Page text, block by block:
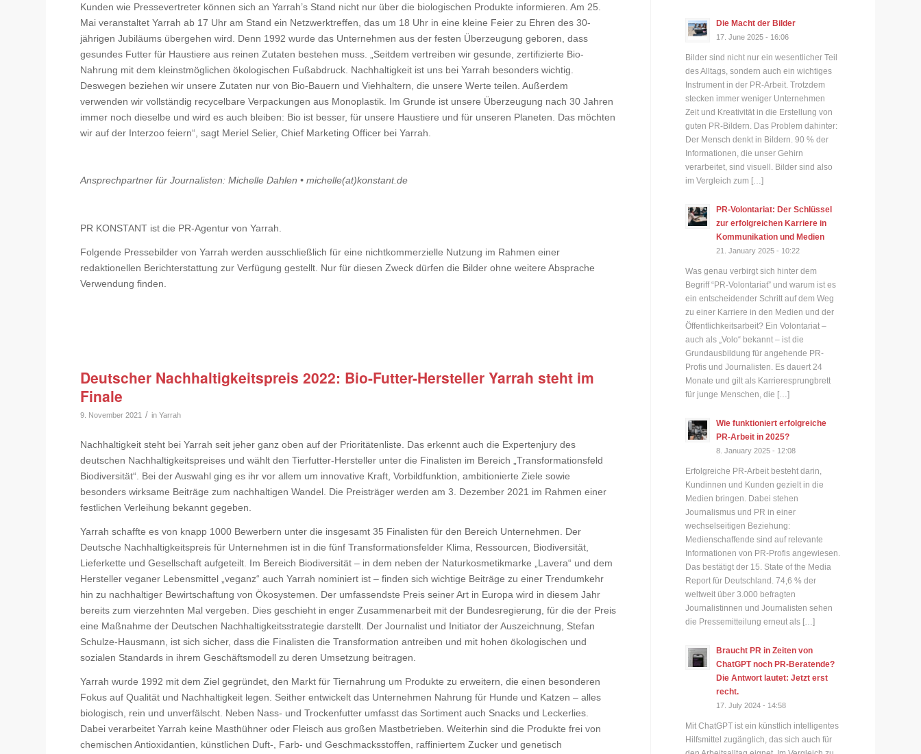
Kunden wie Pressevertreter können sich an Yarrah’s Stand nicht nur über die biologischen Produkte informieren. Am 25.
Mai veranstaltet Yarrah ab 17 Uhr am Stand ein Netzwerktreffen, das um 18 Uhr in eine kleine Feier zu Ehren des 30-
jährigen Jubiläums übergehen wird. Denn 1992 wurde das Unternehmen aus der festen Überzeugung geboren, dass
gesundes Futter für Haustiere aus reinen Zutaten bestehen muss. „Seitdem vertreiben wir gesunde, zertifizierte Bio-
Nahrung mit dem kleinstmöglichen ökologischen Fußabdruck. Nachhaltigkeit ist uns bei Yarrah besonders wichtig.
Deswegen beziehen wir unsere Zutaten nur von Bio-Bauern und Viehhaltern, die unsere Werte teilen. Außerdem
verwenden wir vollständig recycelbare Verpackungen aus Monoplastik. Im Grunde ist unsere Überzeugung nach 30 Jahren
immer noch dieselbe und wird es auch bleiben: Bio ist besser, für unsere Haustiere und für unseren Planeten. Das möchten
wir auf der Interzoo feiern“, sagt Meriel Selier, Chief Marketing Officer bei Yarrah.
Ansprechpartner für Journalisten: Michelle Dahlen • michelle(at)konstant.de
PR KONSTANT ist die PR-Agentur von Yarrah.
Folgende Pressebilder von Yarrah werden ausschließlich für eine nichtkommerzielle Nutzung im Rahmen einer
redaktionellen Berichterstattung zur Verfügung gestellt. Nur für diesen Zweck dürfen die Bilder ohne weitere Absprache
Verwendung finden.
Deutscher Nachhaltigkeitspreis 2022: Bio-Futter-Hersteller Yarrah steht im
Finale
9. November 2021 / inYarrah
Nachhaltigkeit steht bei Yarrah seit jeher ganz oben auf der Prioritätenliste. Das erkennt auch die Expertenjury des
deutschen Nachhaltigkeitspreises und wählt den Tierfutter-Hersteller unter die Finalisten im Bereich „Transformationsfeld
Biodiversität“. Bei der Auswahl ging es ihr vor allem um innovative Kraft, Vorbildfunktion, ambitionierte Ziele sowie
besonders wirksame Beiträge zum nachhaltigen Wandel. Die Preisträger werden am 3. Dezember 2021 im Rahmen einer
festlichen Verleihung bekannt gegeben.
Yarrah schaffte es von knapp 1000 Bewerbern unter die insgesamt 35 Finalisten für den Bereich Unternehmen. Der
Deutsche Nachhaltigkeitspreis für Unternehmen ist in die fünf Transformationsfelder Klima, Ressourcen, Biodiversität,
Lieferkette und Gesellschaft aufgeteilt. Im Bereich Biodiversität – in dem neben der Naturkosmetikmarke „Lavera“ und dem
Hersteller veganer Lebensmittel „veganz“ auch Yarrah nominiert ist – finden sich wichtige Beiträge zu einer Trendumkehr
hin zu nachhaltiger Bewirtschaftung von Ökosystemen. Der umfassendste Preis seiner Art in Europa wird in diesem Jahr
bereits zum vierzehnten Mal vergeben. Dies geschieht in enger Zusammenarbeit mit der Bundesregierung, für die der Preis
eine Maßnahme der Deutschen Nachhaltigkeitsstrategie darstellt. Der Journalist und Initiator der Auszeichnung, Stefan
Schulze-Hausmann, ist sich sicher, dass die Finalisten die Transformation antreiben und mit hohen ökologischen und
sozialen Standards in ihrem Geschäftsmodell zu deren Umsetzung beitragen.
Yarrah wurde 1992 mit dem Ziel gegründet, den Markt für Tiernahrung um Produkte zu erweitern, die einen besonderen
Fokus auf Qualität und Nachhaltigkeit legen. Seither entwickelt das Unternehmen Nahrung für Hunde und Katzen – alles
biologisch, rein und unverfälscht. Neben Nass- und Trockenfutter umfasst das Sortiment auch Snacks und Leckerlies.
Dabei verarbeitet Yarrah keine Masthühner oder Fleisch aus großen Mastbetrieben. Weiterhin sind die Produkte frei von
chemischen Antioxidantien, künstlichen Duft-, Farb- und Geschmacksstoffen, raffiniertem Zucker und genetisch
Die Macht der Bilder
17. June 2025 - 16:06
Bilder sind nicht nur ein wesentlicher Teil
des Alltags, sondern auch ein wichtiges
Instrument in der PR-Arbeit. Trotzdem
stecken immer weniger Unternehmen
Zeit und Kreativität in die Erstellung von
guten PR-Bildern. Das Problem dahinter:
Der Mensch denkt in Bildern. 90 % der
Informationen, die unser Gehirn
verarbeitet, sind visuell. Bilder sind also
im Vergleich zum […]
PR-Volontariat: Der Schlüssel
zur erfolgreichen Karriere in
Kommunikation und Medien
21. January 2025 - 10:22
Was genau verbirgt sich hinter dem
Begriff “PR-Volontariat” und warum ist es
ein entscheidender Schritt auf dem Weg
zu einer Karriere in den Medien und der
Öffentlichkeitsarbeit? Ein Volontariat –
auch als „Volo“ bekannt – ist die
Grundausbildung für angehende PR-
Profis und Journalisten. Es dauert 24
Monate und gilt als Karrieresprungbrett
für junge Menschen, die […]
Wie funktioniert erfolgreiche
PR-Arbeit in 2025?
8. January 2025 - 12:08
Erfolgreiche PR-Arbeit besteht darin,
Kundinnen und Kunden gezielt in die
Medien bringen. Dabei stehen
Journalismus und PR in einer
wechselseitigen Beziehung:
Medienschaffende sind auf relevante
Informationen von PR-Profis angewiesen.
Das bestätigt der 15. State of the Media
Report für Deutschland. 74,6 % der
weltweit über 3.000 befragten
Journalistinnen und Journalisten sehen
die Pressemitteilung erneut als […]
Braucht PR in Zeiten von
ChatGPT noch PR-Beratende?
Die Antwort lautet: Jetzt erst
recht.
17. July 2024 - 14:58
Mit ChatGPT ist ein künstlich intelligentes
Hilfsmittel zugänglich, das sich auch für